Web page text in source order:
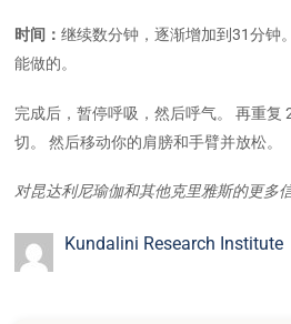
时间：继续数分钟，逐渐增加到31分钟
能做的。
完成后，暂停呼吸，然后呼气。 再重复
切。 然后移动你的肩膀和手臂并放松。
对昆达利尼瑜伽和其他克里雅斯的更多
Kundalini Research Institute